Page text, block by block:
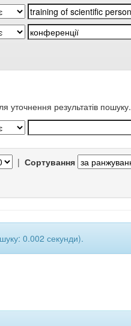
уточнення результатів пошуку.
| Сортування
0.002 секунди).